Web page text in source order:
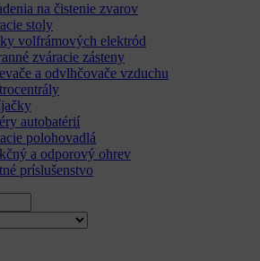
na čistenie zvarov
stoly
volfrámových elektród
zváracie zásteny
a odvlhčovače vzduchu
autobatérií
polohovadlá
a odporový ohrev
príslušenstvo